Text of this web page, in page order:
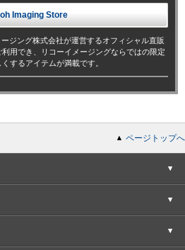
Imaging Store
ジング株式会社が運営するオフィシャル直販
用でき、リコーイメージングならではの限定
するアイテムが満載です。
ページトップへ